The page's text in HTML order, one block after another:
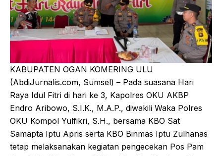
KABUPATEN OGAN KOMERING ULU
(AbdiJurnalis.com, Sumsel) – Pada suasana Hari
Raya Idul Fitri di hari ke 3, Kapolres OKU AKBP
Endro Aribowo, S.I.K., M.A.P., diwakili Waka Polres
OKU Kompol Yulfikri, S.H., bersama KBO Sat
Samapta Iptu Apris serta KBO Binmas Iptu Zulhanas
tetap melaksanakan kegiatan pengecekan Pos Pam